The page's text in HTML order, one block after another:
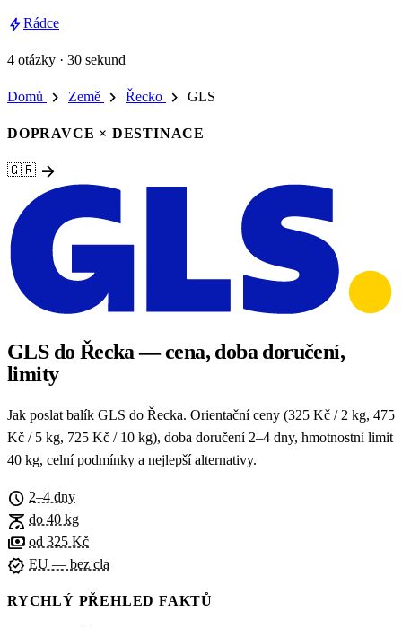
boltRádce
4 otázky · 30 sekund
Domů chevron_right Země chevron_right Řecko chevron_right GLS
DOPRAVCE × DESTINACE
🇬🇷 arrow_forward
GLS do Řecka — cena, doba doručení,
limity
Jak poslat balík GLS do Řecka. Orientační ceny (325 Kč / 2 kg, 475
Kč / 5 kg, 725 Kč / 10 kg), doba doručení 2–4 dny, hmotnostní limit
40 kg, celní podmínky a nejlepší alternativy.
schedule 2–4 dny
scale do 40 kg
payments od 325 Kč
verified EU — bez cla
RYCHLÝ PŘEHLED FAKTŮ